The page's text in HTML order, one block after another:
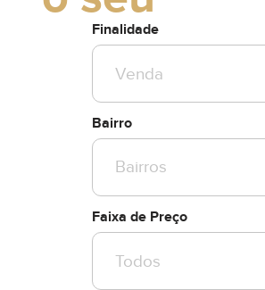
Finalidade
Bairro
Faixa de Preço